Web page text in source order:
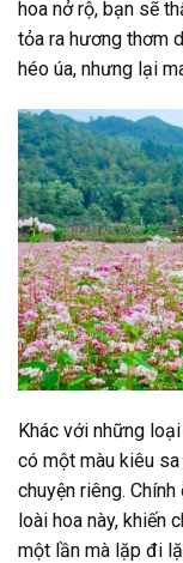
hoa nở rộ, bạn sẽ
tỏa ra hương thơm
héo úa, nhưng lại
Khác với những
có một màu kiêu
chuyện riêng.
loài hoa này, khiến
một lần mà lặp đi